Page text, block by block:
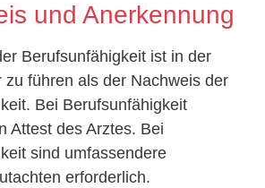
und Anerkennung
Berufsunfähigkeit ist in der
zu führen als der Nachweis der
Bei Berufsunfähigkeit
Attest des Arztes. Bei
sind umfassendere
erforderlich.